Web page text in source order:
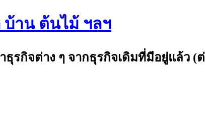
บ้าน ต้นไม้ ฯลฯ
รกิจต่าง ๆ จากธุรกิจเดิมที่มีอยู่แล้ว (